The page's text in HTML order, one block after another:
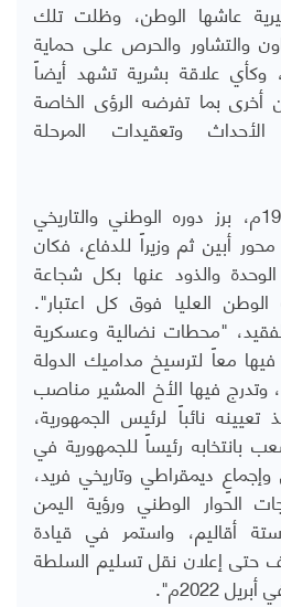
عاشها الوطن، وظلت تلك
والتشاور والحرص على حماية
وكأي علاقة بشرية تشهد أيضاً
أخرى بما تفرضه الرؤى الخاصة
وتعقيدات المرحلة
وأردف: "في صيف 1994م، برز دوره الوطني والتاريخي
أبين ثم وزيراً للدفاع، فكان
والذود عنها بكل شجاعة
العليا فوق كل اعتبار".
"محطات نضالية وعسكرية
معاً لترسيخ مداميك الدولة
وتدرج فيها الأخ المشير مناصب
نائباً لرئيس الجمهورية،
بانتخابه رئيساً للجمهورية في
توافق وإجماعٍ ديمقراطي وتاريخي فريد،
الحوار الوطني ورؤية اليمن
أقاليم، واستمر في قيادة
حتى إعلان نقل تسليم السلطة
2022م".